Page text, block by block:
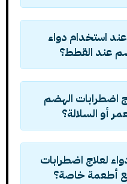
استخدام دواء
عند القطط؟
اضطرابات الهضم
أو السلالة؟
لعلاج اضطرابات
أطعمة خاصة؟